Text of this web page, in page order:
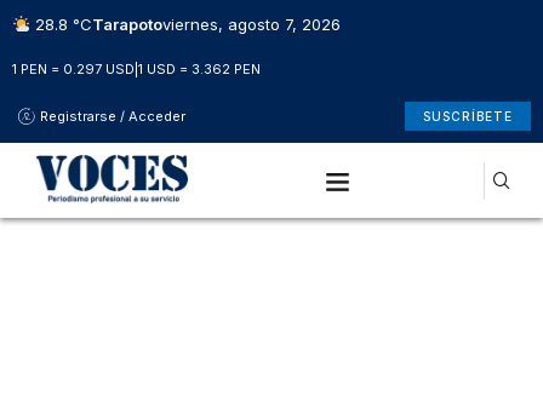
28.8 °CTarapotoviernes, agosto 7, 2026
1 PEN = 0.297 USD 1 USD = 3.362 PEN
Registrarse / Acceder SUSCRÍBETE